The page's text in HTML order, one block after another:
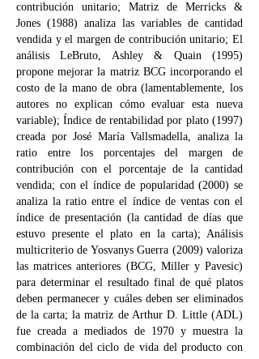
contribución unitario; Matriz de Merricks &
Jones (1988) analiza las variables de cantidad
vendida y el margen de contribución unitario; El
análisis LeBruto, Ashley & Quain (1995)
propone mejorar la matriz BCG incorporando el
costo de la mano de obra (lamentablemente, los
autores no explican cómo evaluar esta nueva
variable); Índice de rentabilidad por plato (1997)
creada por José María Vallsmadella, analiza la
ratio entre los porcentajes del margen de
contribución con el porcentaje de la cantidad
vendida; con el índice de popularidad (2000) se
analiza la ratio entre el índice de ventas con el
índice de presentación (la cantidad de días que
estuvo presente el plato en la carta); Análisis
multicriterio de Yosvanys Guerra (2009) valoriza
las matrices anteriores (BCG, Miller y Pavesic)
para determinar el resultado final de qué platos
deben permanecer y cuáles deben ser eliminados
de la carta; la matriz de Arthur D. Little (ADL)
fue creada a mediados de 1970 y muestra la
combinación del ciclo de vida del producto con